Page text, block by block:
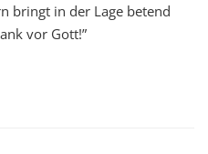
bringt in der Lage betend
vor Gott!”